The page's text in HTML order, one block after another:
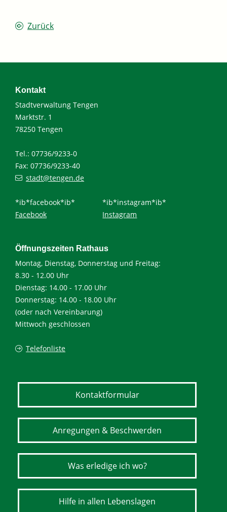
Zurück
Kontakt
Stadtverwaltung Tengen
Marktstr. 1
78250 Tengen
Tel.: 07736/9233-0
Fax: 07736/9233-40
stadt@tengen.de
*ib*facebook*ib*
Facebook
*ib*instagram*ib*
Instagram
Öffnungszeiten Rathaus
Montag, Dienstag, Donnerstag und Freitag:
8.30 - 12.00 Uhr
Dienstag: 14.00 - 17.00 Uhr
Donnerstag: 14.00 - 18.00 Uhr
(oder nach Vereinbarung)
Mittwoch geschlossen
Telefonliste
Kontaktformular
Anregungen & Beschwerden
Was erledige ich wo?
Hilfe in allen Lebenslagen